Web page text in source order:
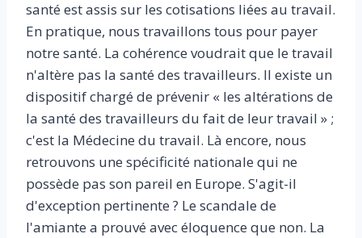
santé est assis sur les cotisations liées au travail.
En pratique, nous travaillons tous pour payer
notre santé. La cohérence voudrait que le travail
n'altère pas la santé des travailleurs. Il existe un
dispositif chargé de prévenir « les altérations de
la santé des travailleurs du fait de leur travail » ;
c'est la Médecine du travail. Là encore, nous
retrouvons une spécificité nationale qui ne
possède pas son pareil en Europe. S'agit-il
d'exception pertinente ? Le scandale de
l'amiante a prouvé avec éloquence que non. La